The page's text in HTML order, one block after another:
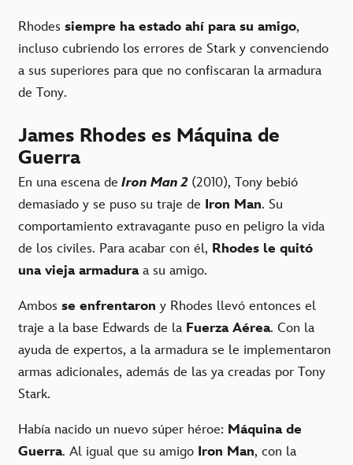
Rhodes siempre ha estado ahí para su amigo,
incluso cubriendo los errores de Stark y convenciendo
a sus superiores para que no confiscaran la armadura
de Tony.
James Rhodes es Máquina de
Guerra
En una escena de Iron Man 2(2010), Tony bebió
demasiado y se puso su traje de Iron Man. Su
comportamiento extravagante puso en peligro la vida
de los civiles. Para acabar con él, Rhodes le quitó
una vieja armaduraa su amigo.
Ambos se enfrentaron y Rhodes llevó entonces el
traje a la base Edwards de la Fuerza Aérea. Con la
ayuda de expertos, a la armadura se le implementaron
armas adicionales, además de las ya creadas por Tony
Stark.
Había nacido un nuevo súper héroe: Máquina de
Guerra. Al igual que su amigo Iron Man, con la